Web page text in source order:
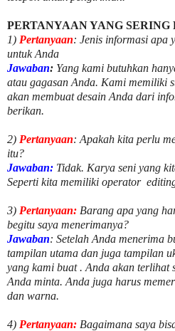
PERTANYAAN YANG
1) Pertanyaan: Jenis informasi apa
untuk Anda
Jawaban: Yang kami butuhkan
atau gagasan Anda. Kami memiliki
akan membuat desain Anda dari
berikan.
2) Pertanyaan: Apakah kita perlu
itu?
Jawaban: Tidak. Karya seni yang
Seperti kita memiliki operator
3) Pertanyaan: Barang apa yang
begitu saya menerimanya?
Jawaban: Setelah Anda menerima
tampilan utama dan juga tampilan
yang kami buat . Anda akan terlihat
Anda minta. Anda juga harus
dan warna.
4) Pertanyaan: Bagaimana saya